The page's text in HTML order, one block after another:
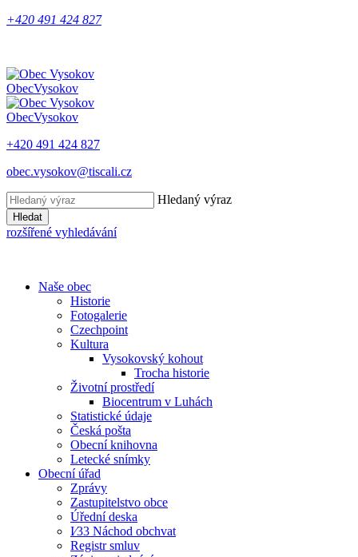
+420 491 424 827
ObecVysokov
ObecVysokov
+420 491 424 827
obec.vysokov@tiscali.cz
Hledaný výraz
Hledat
rozšířené vyhledávání
Naše obec
Historie
Fotogalerie
Czechpoint
Kultura
Vysokovský kohout
Trocha historie
Životní prostředí
Biocentrum v Luhách
Statistické údaje
Česká pošta
Obecní knihovna
Letecké snímky
Obecní úřad
Zprávy
Zastupitelstvo obce
Úřední deska
I⁄33 Náchod obchvat
Registr smluv